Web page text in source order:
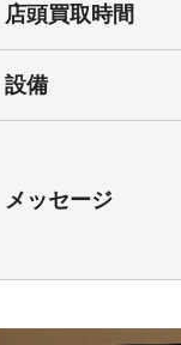
店頭買取時間
設備
メッセージ